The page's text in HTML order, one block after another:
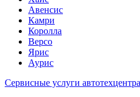
Авенсис
Камри
Королла
Версо
Ярис
Аурис
Сервисные услуги автотехцентра